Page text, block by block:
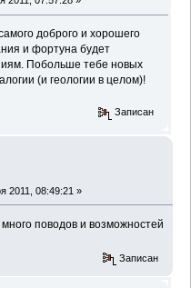
доброго и хорошего
и фортуна будет
Побольше тебе новых
(и геологии в целом)!
Записан
2011, 08:49:21 »
поводов и возможностей
Записан